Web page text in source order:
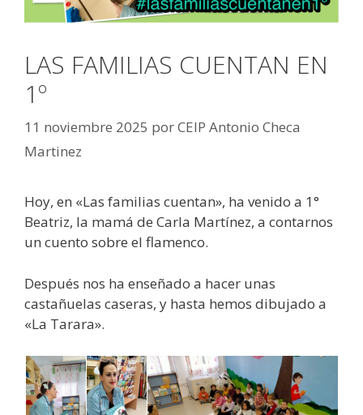
LAS FAMILIAS CUENTAN EN
1º
11 noviembre 2025 porCEIP Antonio Checa
Martinez
Hoy, en «Las familias cuentan», ha venido a 1°
Beatriz, la mamá de Carla Martínez, a contarnos
un cuento sobre el flamenco.
Después nos ha enseñado a hacer unas
castañuelas caseras, y hasta hemos dibujado a
«La Tarara».